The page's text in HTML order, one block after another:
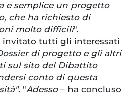
e semplice un progetto
che ha richiesto di
molto difficili".
invitato tutti gli interessati
di progetto e gli altri
sul sito del Dibattito
conto di questa
. "Adesso – ha concluso